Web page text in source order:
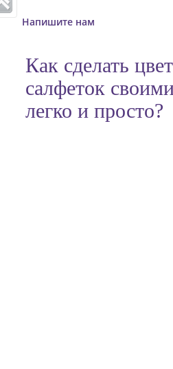
Напишите нам
Как сделать
салфеток
легко и просто?